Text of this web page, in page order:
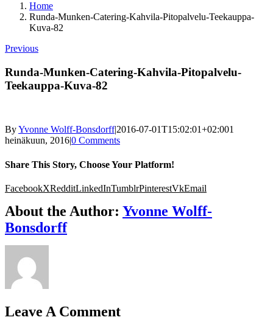
Home
Runda-Munken-Catering-Kahvila-Pitopalvelu-Teekauppa-
Kuva-82
Previous
Runda-Munken-Catering-Kahvila-Pitopalvelu-
Teekauppa-Kuva-82
ByYvonne Wolff-Bonsdorff|2016-07-01T15:02:01+02:001
heinäkuun, 2016|0 Comments
Share This Story, Choose Your Platform!
FacebookXRedditLinkedInTumblrPinterestVkEmail
About the Author: Yvonne Wolff-
Bonsdorff
Leave A Comment